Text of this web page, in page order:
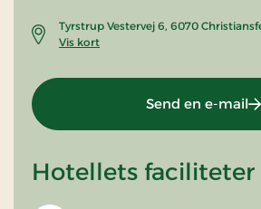
Tyrstrup Vestervej 6, 6070
Vis kort
Send en e-mail
Hotellets faciliteter